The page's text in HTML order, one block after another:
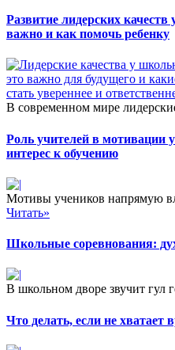
Развитие лидерских
важно и как помочь ребенку
В современном мире
Роль учителей в мотивации
интерес к обучению
Мотивы учеников напрямую
Читать»
Школьные соревнования:
В школьном дворе звучит гул
Что делать, если не хватает